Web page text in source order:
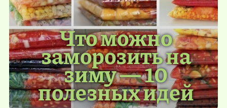
Что можно
заморозить на
зиму — 10
полезных идей